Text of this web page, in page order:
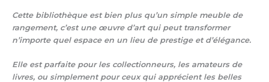
Cette bibliothèque est bien plus qu’un simple meuble de
rangement, c’est une œuvre d’art qui peut transformer
n’importe quel espace en un lieu de prestige et d’élégance.
Elle est parfaite pour les collectionneurs, les amateurs de
livres, ou simplement pour ceux qui apprécient les belles